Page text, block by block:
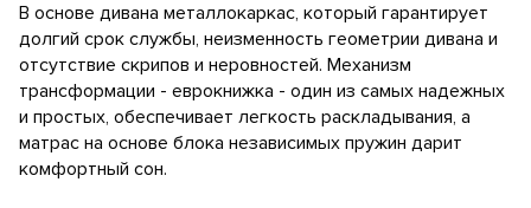
В основе дивана металлокаркас, который гарантирует
долгий срок службы, неизменность геометрии дивана и
отсутствие скрипов и неровностей. Механизм
трансформации - еврокнижка - один из самых надежных
и простых, обеспечивает легкость раскладывания, а
матрас на основе блока независимых пружин дарит
комфортный сон.